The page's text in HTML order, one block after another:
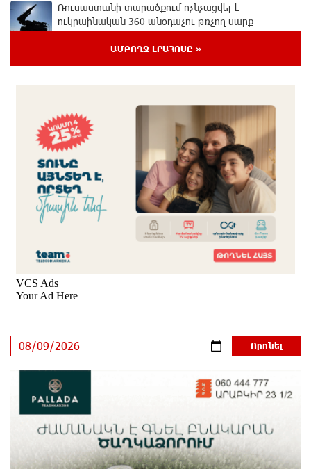
Ռուսաստանի տարածքում ոչնչացվել է
ուկրաինական 360 անօդաչու թռչող սարք
10 ժամ առաջ
10 ժամ առաջ
Ողբերգական դեպք՝ Երևանում․ Կիևյան կամրջի
տակ հայտնաբերվել է տղամարդու մարմին
10 ժամ առաջ
Ադրբեջանի Սարով գյուղում տանը 18-ամյա աղջկա
11 ժամ առաջ
Հայհիդրոմետի տնօրենը գրել է
Արտակարգ դեպք՝ Երևանում․ կոտրել են «Հույս
բոլոր մարդկանց» հիմնադրամի շենքի
պատուհաններն ու դռները
Ալիևն ու Թրամփը հեռախոսազրույց են ունեցել
11 ժամ առաջ
ԱՄԲՈՂՋ ԼՐԱՀՈՍԸ »